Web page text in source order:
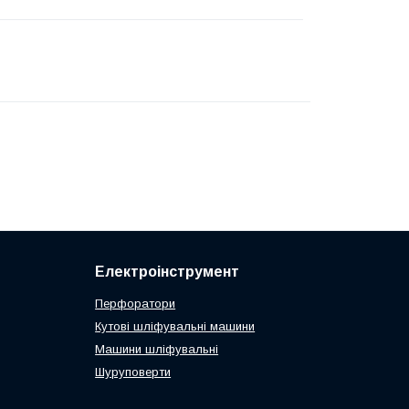
Електроінструмент
Перфоратори
Кутові шліфувальні машини
Машини шліфувальні
Шуруповерти